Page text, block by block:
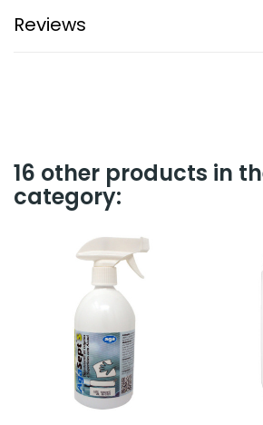
Reviews
16 other products in
category: